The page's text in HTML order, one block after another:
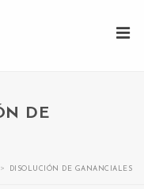
DE
> DISOLUCIÓN DE GANANCIALES